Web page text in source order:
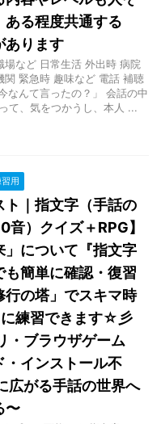
ある程度共通する
あります
場など 日常生活 外出時 病院
関 緊急時 趣味など 電話 補聴
なんて言ったの？」 会話の中
て、気をつかうし、本人 ...
用
ト｜指文字（手話の
）クイズ＋RPG】
」について『指文字
も簡単に確認・復習
行の塔」でスキマ時
練習できます☆彡
・ブラウザゲーム
・インストール不
広がる手話の世界へ
〜